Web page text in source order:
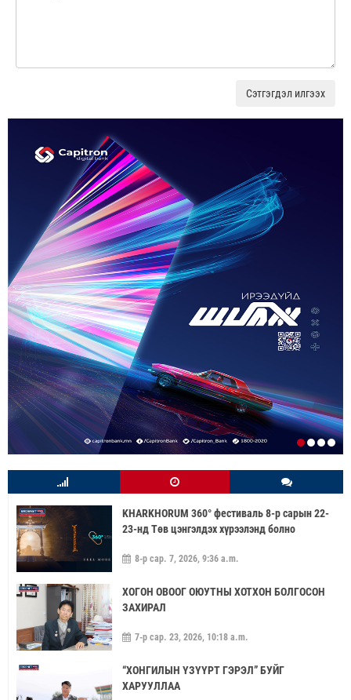
Сэтгэгдэл илгээх
KHARKHORUM 360° фестиваль 8-р сарын 22-
23-нд Төв цэнгэлдэх хүрээлэнд болно
8-р сар. 7, 2026, 9:36 a.m.
ХОГОН ОВООГ ОЮУТНЫ ХОТХОН БОЛГОСОН
ЗАХИРАЛ
7-р сар. 23, 2026, 10:18 a.m.
“ХОНГИЛЫН ҮЗҮҮРТ ГЭРЭЛ” БУЙГ
ХАРУУЛЛАА